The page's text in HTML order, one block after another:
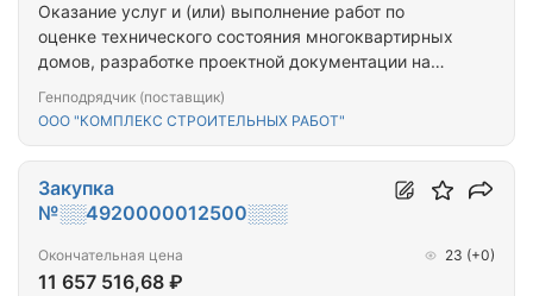
Оказание услуг и (или) выполнение работ по
оценке технического состояния многоквартирных
домов, разработке проектной документации на
имущества многоквартирных домов,
многоквартирных домов (ПРОЕКТ+СМР) (г.
Мурманск, г. Кола_11МКД)
Генподрядчик (поставщик)
ООО "КОМПЛЕКС СТРОИТЕЛЬНЫХ РАБОТ"
Закупка
№░░4920000012500░░░
Окончательная цена
11 657 516,68 ₽
23 (+0)